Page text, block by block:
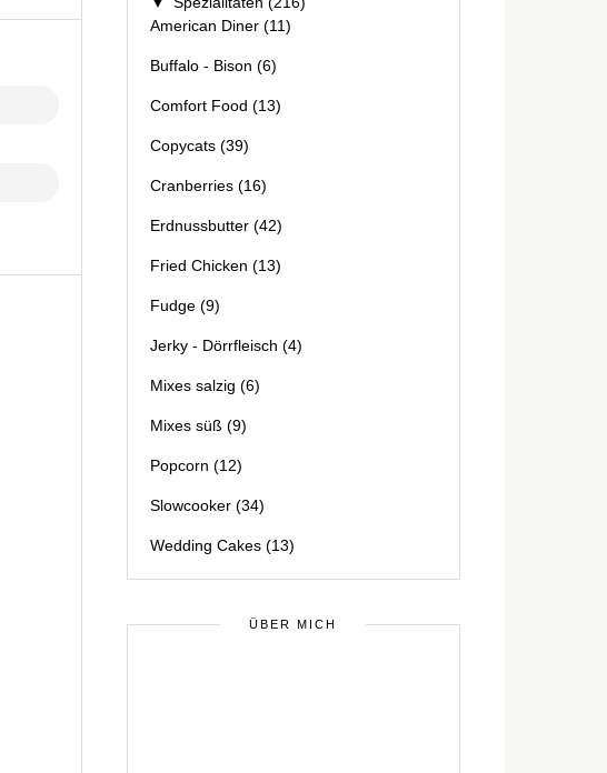
American Diner (11)
Buffalo - Bison (6)
Comfort Food (13)
Copycats (39)
Cranberries (16)
Erdnussbutter (42)
Fried Chicken (13)
Fudge (9)
Jerky - Dörrfleisch (4)
Mixes salzig (6)
Mixes süß (9)
Popcorn (12)
Slowcooker (34)
Wedding Cakes (13)
ÜBER MICH